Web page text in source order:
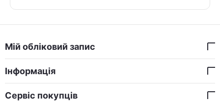
Мій обліковий запис
Інформація
Сервіс покупців